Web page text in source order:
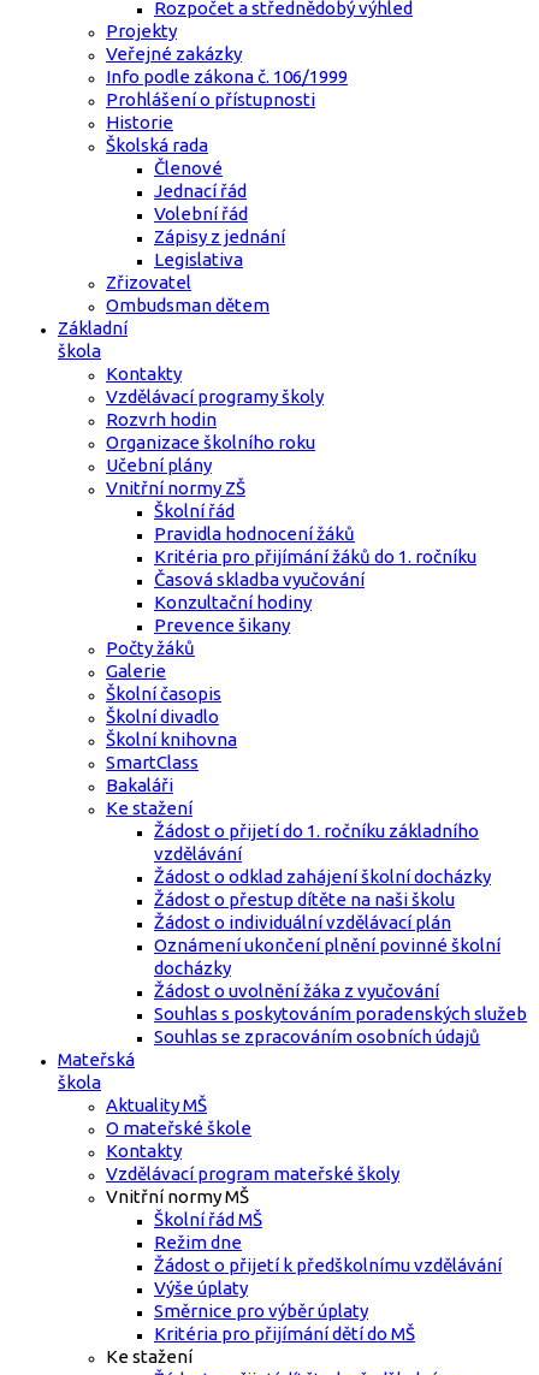
Rozpočet a střednědobý výhled
Projekty
Veřejné zakázky
Info podle zákona č. 106/1999
Prohlášení o přístupnosti
Historie
Školská rada
Členové
Jednací řád
Volební řád
Zápisy z jednání
Legislativa
Zřizovatel
Ombudsman dětem
Základní
škola
Kontakty
Vzdělávací programy školy
Rozvrh hodin
Organizace školního roku
Učební plány
Vnitřní normy ZŠ
Školní řád
Pravidla hodnocení žáků
Kritéria pro přijímání žáků do 1. ročníku
Časová skladba vyučování
Konzultační hodiny
Prevence šikany
Počty žáků
Galerie
Školní časopis
Školní divadlo
Školní knihovna
SmartClass
Bakaláři
Ke stažení
Žádost o přijetí do 1. ročníku základního
vzdělávání
Žádost o odklad zahájení školní docházky
Žádost o přestup dítěte na naši školu
Žádost o individuální vzdělávací plán
Oznámení ukončení plnění povinné školní
docházky
Žádost o uvolnění žáka z vyučování
Souhlas s poskytováním poradenských služeb
Souhlas se zpracováním osobních údajů
Mateřská
škola
Aktuality MŠ
O mateřské škole
Kontakty
Vzdělávací program mateřské školy
Vnitřní normy MŠ
Školní řád MŠ
Režim dne
Žádost o přijetí k předškolnímu vzdělávání
Výše úplaty
Směrnice pro výběr úplaty
Kritéria pro přijímání dětí do MŠ
Ke stažení